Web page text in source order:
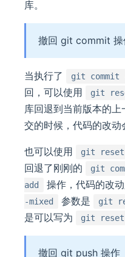
库。
撤回 git commit 操
当执行了 git commit -
回，可以使用
git
库回退到当前版本的
交的时候，代码的改动
也可以使用 git reset
回退了刚刚的
git
add
操作，代码的改
-mixed
参数是 git
是可以写为
git reset
撤回 git push 操作